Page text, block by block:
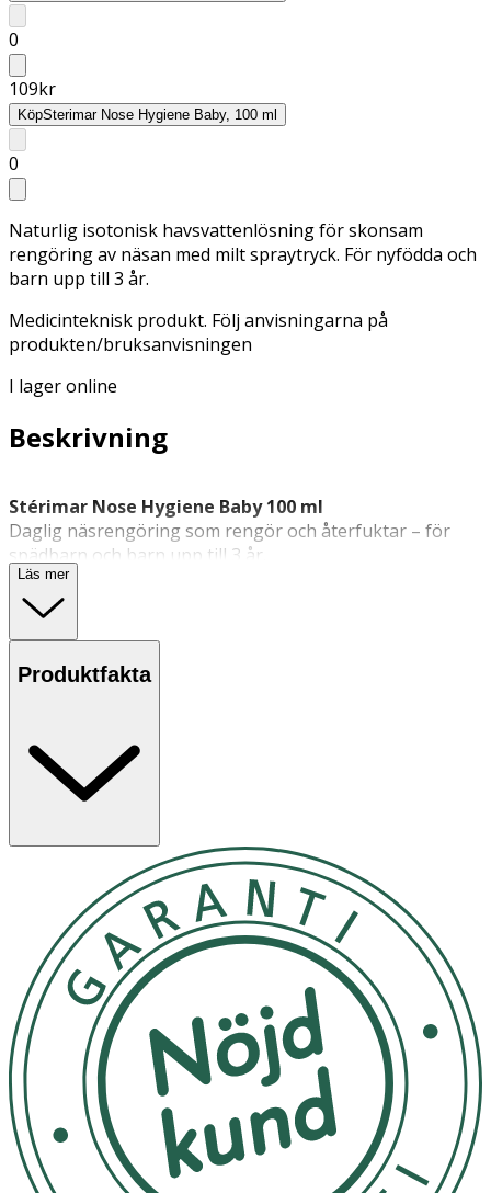
0
109kr
KöpSterimar Nose Hygiene Baby, 100 ml
0
Naturlig isotonisk havsvattenlösning för skonsam
rengöring av näsan med milt spraytryck. För nyfödda och
barn upp till 3 år.
Medicinteknisk produkt. Följ anvisningarna på
produkten/bruksanvisningen
I lager online
Beskrivning
Stérimar Nose Hygiene Baby 100 ml
Daglig näsrengöring som rengör och återfuktar – för
spädbarn och barn upp till 3 år.
Stérimar
avsedd för daglig rengöring av näsan hos spädbarn från
födseln till 3 års ålder. Den isotoniska lösningen har
samma saltkoncentration som kroppens celler (0,9 %)
konserveringsmedel och berikad med mineralsalter och
marina spårämnen. Näsmunstycket har ett milt
spraytryck som är anpassat för små barn.
nässpray med naturligt havsvatten
rengöring och återfuktning av nässlemhinnan
för spädbarn från födsel till 3 år
näsmunstycke med milt spraytryck
från konserveringsmedel
Användning & Dosering
· Spraya 1–2 gånger i varje näsborre, 2–6 gånger
dagligen.
Läs mer
Produktfakta